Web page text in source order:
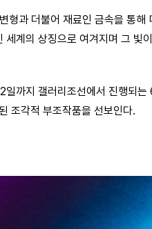
형과 더불어 재료인 금속을 통
세계의 상징으로 여겨지며 그 빛
까지 갤러리조선에서 진행되는
조각적 부조작품을 선보인다.